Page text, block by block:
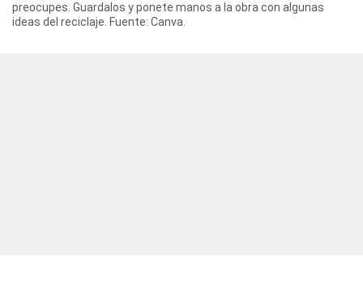
preocupes. Guardalos y ponete manos a la obra con algunas
ideas del reciclaje. Fuente: Canva.